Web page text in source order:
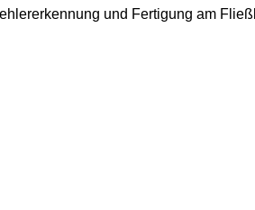
und Fertigung am